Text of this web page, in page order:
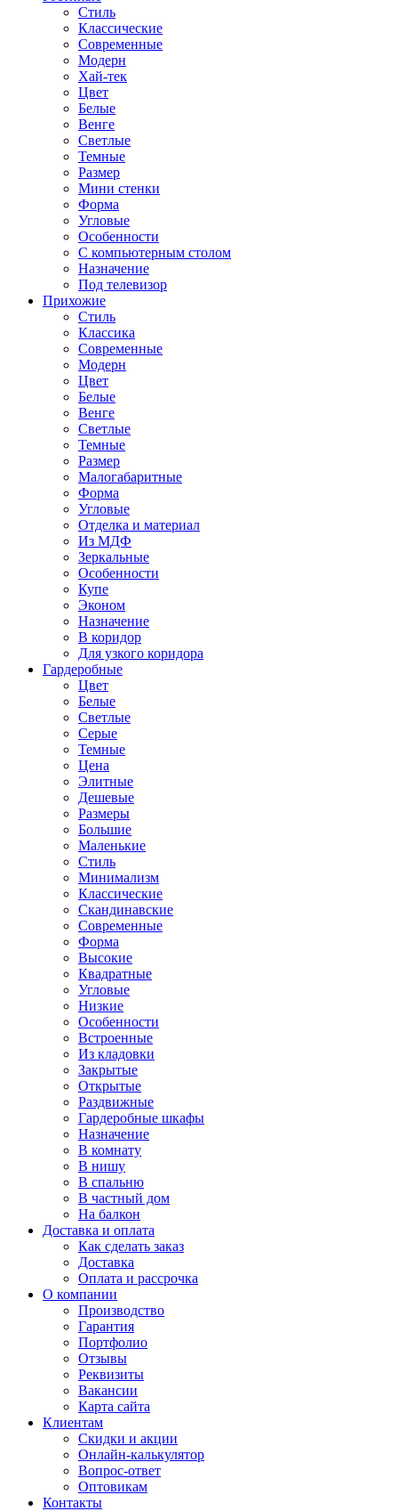
Стиль
Классические
Современные
Модерн
Хай-тек
Цвет
Белые
Венге
Светлые
Темные
Размер
Мини стенки
Форма
Угловые
Особенности
С компьютерным столом
Назначение
Под телевизор
Прихожие
Стиль
Классика
Современные
Модерн
Цвет
Белые
Венге
Светлые
Темные
Размер
Малогабаритные
Форма
Угловые
Отделка и материал
Из МДФ
Зеркальные
Особенности
Купе
Эконом
Назначение
В коридор
Для узкого коридора
Гардеробные
Цвет
Белые
Светлые
Серые
Темные
Цена
Элитные
Дешевые
Размеры
Большие
Маленькие
Стиль
Минимализм
Классические
Скандинавские
Современные
Форма
Высокие
Квадратные
Угловые
Низкие
Особенности
Встроенные
Из кладовки
Закрытые
Открытые
Раздвижные
Гардеробные шкафы
Назначение
В комнату
В нишу
В спальню
В частный дом
На балкон
Доставка и оплата
Как сделать заказ
Доставка
Оплата и рассрочка
О компании
Производство
Гарантия
Портфолио
Отзывы
Реквизиты
Вакансии
Карта сайта
Клиентам
Скидки и акции
Онлайн-калькулятор
Вопрос-ответ
Оптовикам
Контакты